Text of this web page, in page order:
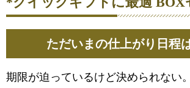
ただいまの仕上がり日程
期限が迫っているけど決められない